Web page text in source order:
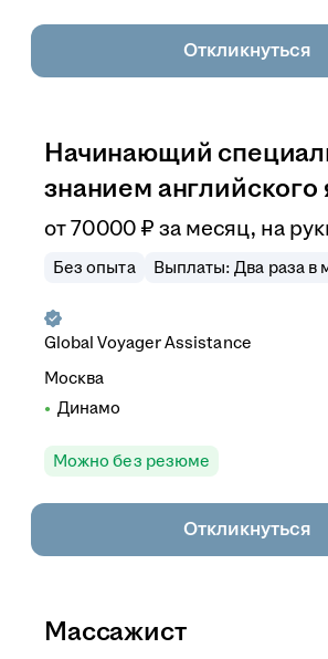
Откликнуться
Начинающий
знанием английского
от70 000 ₽ за месяц, на
Без опыта Выплаты: Два раза в
Global Voyager Assistance
Москва
Динамо
Можно без резюме
Откликнуться
Массажист